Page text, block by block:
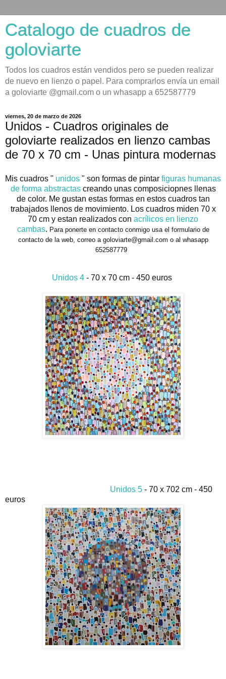
Catalogo de cuadros de
goloviarte
Todos los cuadros están vendidos pero se pueden realizar
de nuevo en lienzo o papel. Para comprarlos envía un email
a goloviarte @gmail.com o un whasapp a 652587779
viernes, 20 de marzo de 2026
Unidos - Cuadros originales de
goloviarte realizados en lienzo cambas
de 70 x 70 cm - Unas pintura modernas
Mis cuadros " unidos " son formas de pintar figuras humanas
de forma abstractascreando unas composiciopnes llenas
de color. Me gustan estas formas en estos cuadros tan
trabajados llenos de movimiento. Los cuadros miden 70 x
70 cm y estan realizados con acrílicos en lienzo
cambas. Para ponerte en contacto conmigo usa el formulario de
contacto de la web, correo a goloviarte@gmail.com o al whasapp
652587779
Unidos 4 - 70 x 70 cm - 450 euros
Unidos 5 - 70 x 702 cm - 450
euros